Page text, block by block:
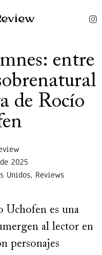
entre
de Rocío
2025
Unidos, Reviews
Uchofen es una
al lector en
personajes